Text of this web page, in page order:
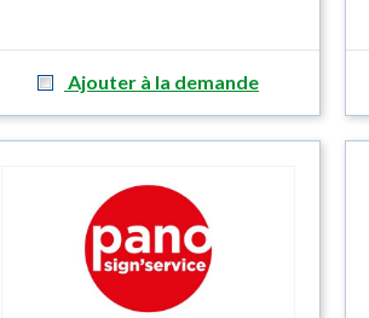
Ajouter à la demande